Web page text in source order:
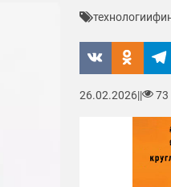
технологии
26.02.2026|| 73